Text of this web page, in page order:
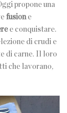
propone una
fusion e
e conquistare.
di crudi e
di carne. Il loro
che lavorano,